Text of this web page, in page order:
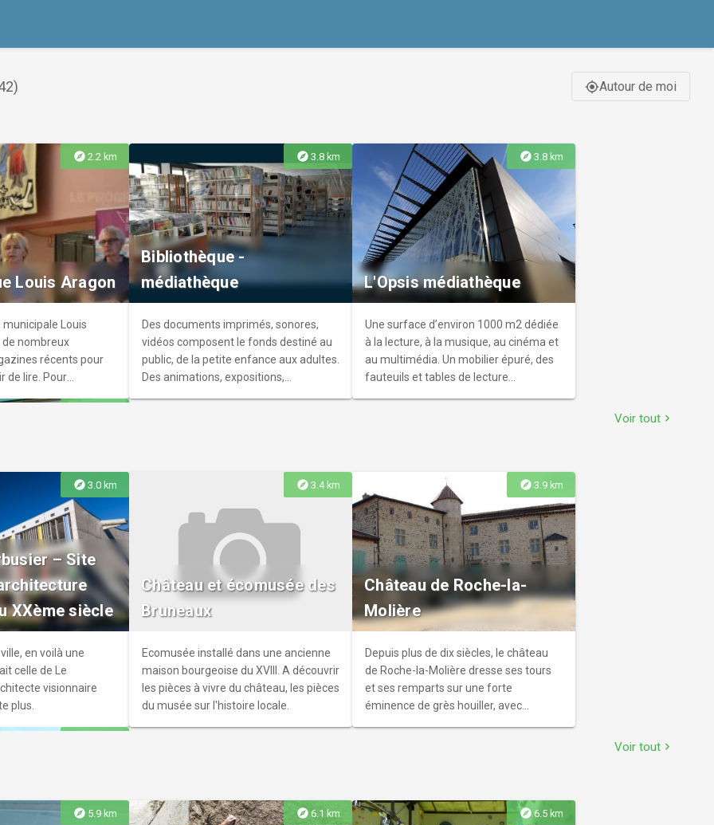
gps_fixedAutour de moi
explore 2.2 km
Louis Aragon
municipale Louis
nombreux
récents pour
de lire. Pour
explore 3.8 km
Bibliothèque -
médiathèque
Des documents imprimés, sonores,
vidéos composent le fonds destiné au
public, de la petite enfance aux adultes.
Des animations, expositions,
explore 3.8 km
L'Opsis médiathèque
Une surface d’environ 1000 m2 dédiée
à la lecture, à la musique, au cinéma et
au multimédia. Un mobilier épuré, des
fauteuils et tables de lecture
l’Esperluette
à portée de main des
offre cultureller
de documents
ou de sitesr
Voir tout chevron_right
explore 3.0 km
– Site
XXème siècle
en voilà une
celle de Le
visionnaire
plus.
explore 3.4 km
Château et écomusée des
Bruneaux
Ecomusée installé dans une ancienne
maison bourgeoise du XVIII. A découvrir
les pièces à vivre du château, les pièces
du musée sur l'histoire locale.
explore 3.9 km
Château de Roche-la-
Molière
Depuis plus de dix siècles, le château
de Roche-la-Molière dresse ses tours
et ses remparts sur une forte
éminence de grès houiller, avec
Voir tout chevron_right
explore 5.9 km explore 6.1 km explore 6.5 km